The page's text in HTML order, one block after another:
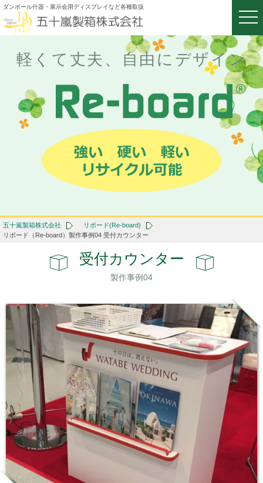
ダンボール什器・展示会用ディスプレイなど各種取扱
軽くて丈夫、自由にデザイン
五十嵐製箱株式会社
リボード(Re-board)
リボード（Re-board）製作事例04 受付カウンター
受付カウンター
製作事例04